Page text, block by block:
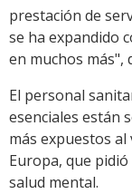
prestación de
se ha expandido
en muchos más",
El personal
esenciales están
más expuestos
Europa, que
salud mental.